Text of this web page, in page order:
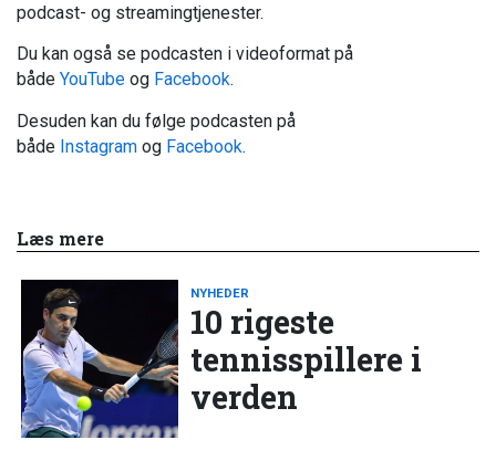
podcast- og streamingtjenester.
Du kan også se podcasten i videoformat på
både YouTube og Facebook.
Desuden kan du følge podcasten på
både Instagram og Facebook.
Læs mere
NYHEDER
10 rigeste
tennisspillere i
verden